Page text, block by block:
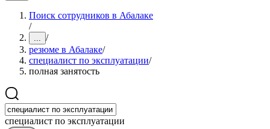
Поиск сотрудников в Абалаке
/
... /
резюме в Абалаке/
специалист по эксплуатации/
полная занятость
специалист по эксплуатации